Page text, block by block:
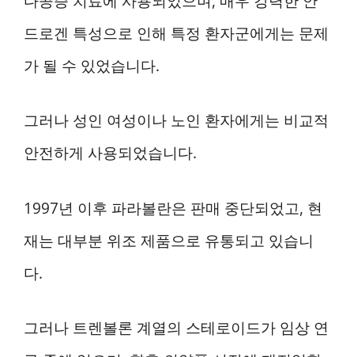
드로겐 특성으로 인해 특정 환자군에게는 문제
가 될 수 있었습니다.
그러나 성인 여성이나 노인 환자에게는 비교적
안전하게 사용되었습니다.
1997년 이후 파라볼란은 판매 중단되었고, 현
재는 대부분 위조 제품으로 유통되고 있습니
다.
그러나 트렌볼론 계열의 스테로이드가 임상 연